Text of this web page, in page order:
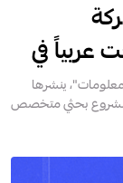
في
ينشرها
وهو مشروع بحثي متخصص